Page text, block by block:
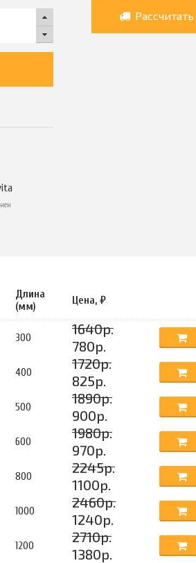
Длина
(мм)
Цена, ₽
300
1640р.
780р.
400
1720р.
825р.
500
1890р.
900р.
600
1980р.
970р.
800
2245р.
1100р.
1000
2460р.
1240р.
1200
2710р.
1380р.